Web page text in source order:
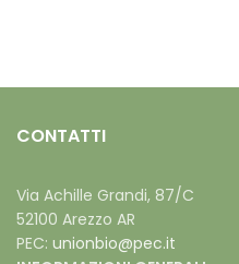
CONTATTI
Via Achille Grandi, 87/C
52100 Arezzo AR
PEC: unionbio@pec.it